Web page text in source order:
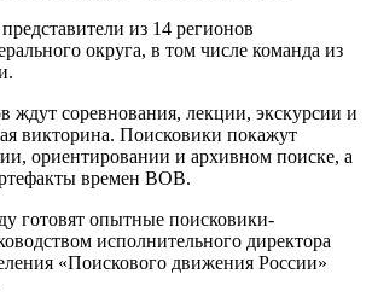
из 14 регионов
округа, в том числе команда из
ждут соревнования, лекции, экскурсии и
викторина. Поисковики покажут
ориентировании и архивном поиске, а
времен ВОВ.
готовят опытные поисковики-
исполнительного директора
«Поискового движения России»